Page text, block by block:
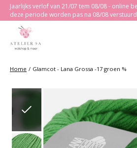
Jaarlijks verlof van 21/07 tem 08/08 - online
deze periode worden pas na 08/08 verstuurd
Home / Glamcot - Lana Grossa -17 groen %